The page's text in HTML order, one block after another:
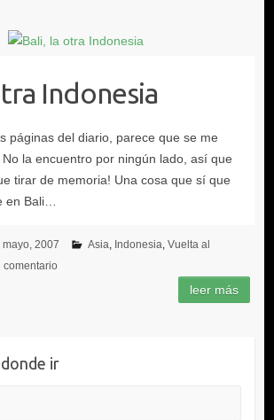
Indonesia
mayo, 2007 Asia Indonesia Vuelta al
comentario
donde ir